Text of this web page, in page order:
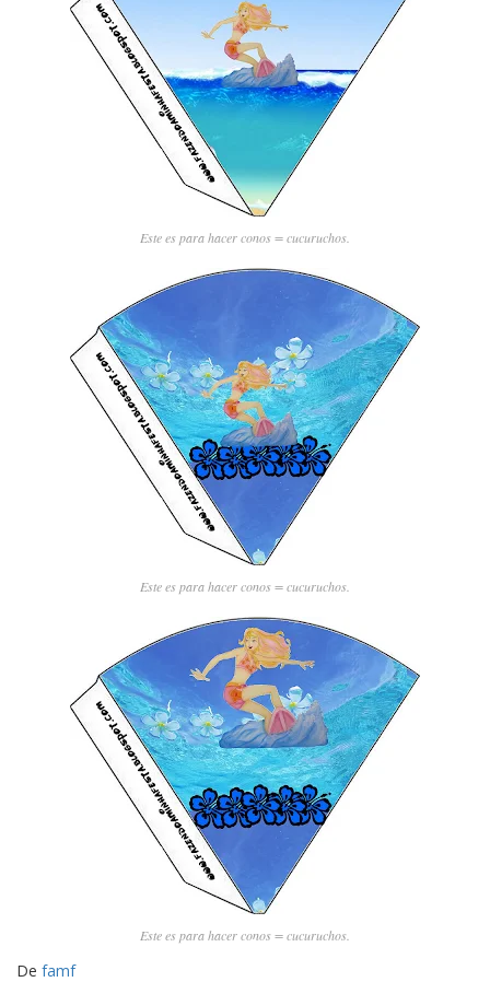
Este es para hacer conos = cucuruchos.
Este es para hacer conos = cucuruchos.
Este es para hacer conos = cucuruchos.
De famf